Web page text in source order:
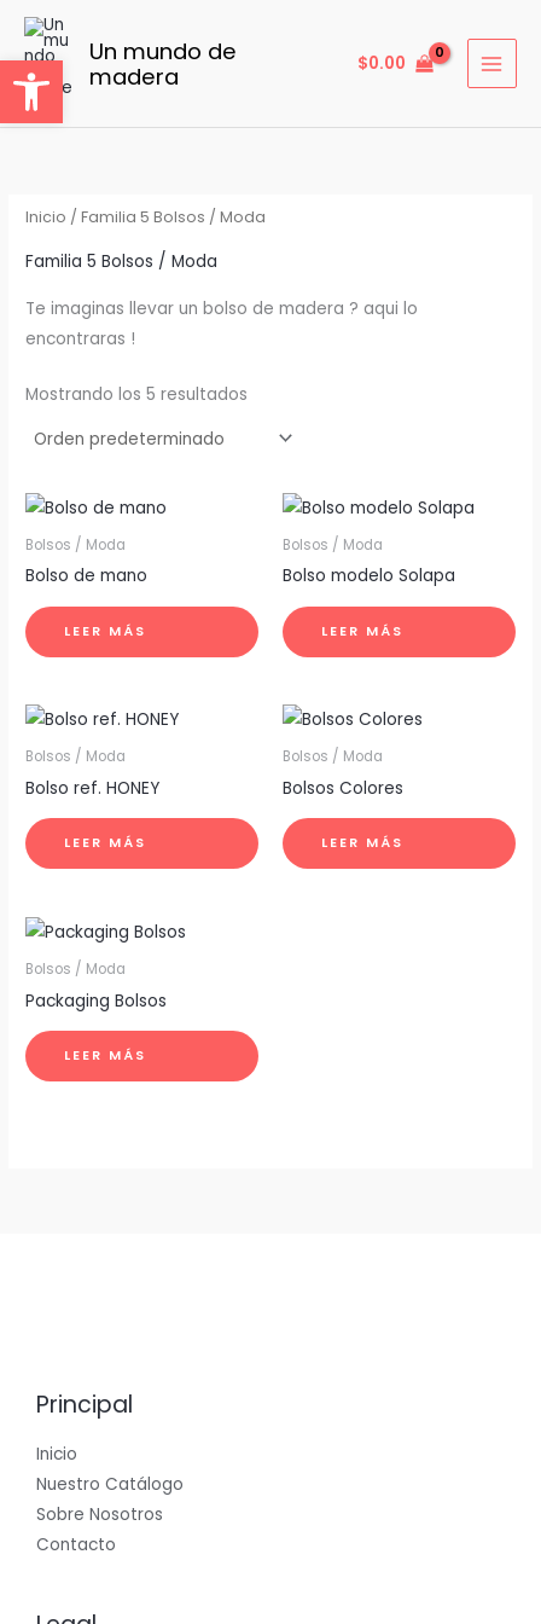
contenido
Un mundo de
madera
$0.00
Inicio / Familia 5 Bolsos / Moda
Familia 5 Bolsos / Moda
Te imaginas llevar un bolso de madera ? aqui lo
encontraras !
Mostrando los 5 resultados
Bolsos / Moda
Bolso de mano
LEER MÁS
Bolsos / Moda
Bolso modelo Solapa
LEER MÁS
Bolsos / Moda
Bolso ref. HONEY
LEER MÁS
Bolsos / Moda
Bolsos Colores
LEER MÁS
Bolsos / Moda
Packaging Bolsos
LEER MÁS
Principal
Inicio
Nuestro Catálogo
Sobre Nosotros
Contacto
Abrir barra de herramientas